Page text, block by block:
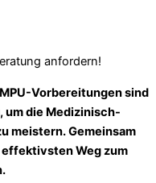
anfordern!
Vorbereitungen sind
um die Medizinisch-
meistern. Gemeinsam
Weg zum